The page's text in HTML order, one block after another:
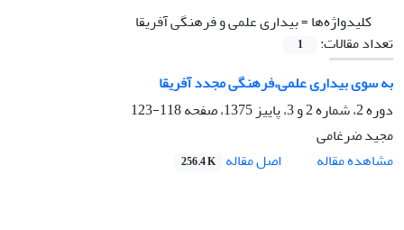
کلیدواژه‌ها =بیداری علمی و فرهنگی آفریقا
تعداد مقالات:
1
به سوی بیداری علمی،فرهنگی مجدد آفریقا
دوره 2، شماره 2 و 3، پاییز 1375، صفحه
118-123
مجید ضرغامی
مشاهده مقاله
اصل مقاله 256.4 K